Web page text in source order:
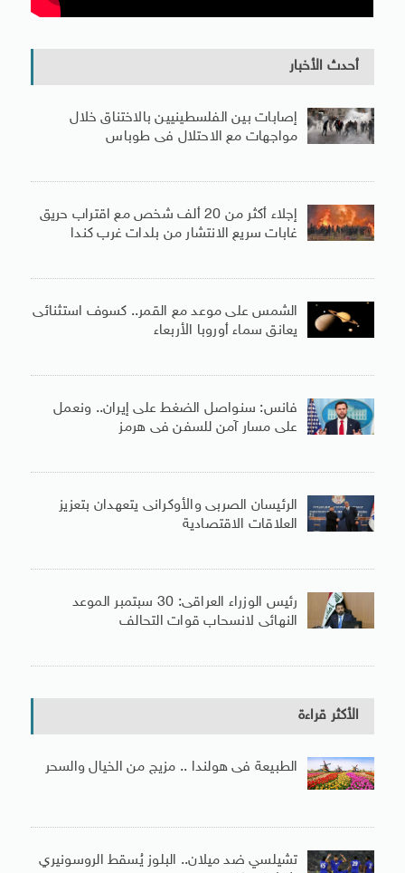
أحدث الأخبار
إصابات بين الفلسطينيين بالاختناق خلال
مواجهات مع الاحتلال فى طوباس
إجلاء أكثر من 20 ألف شخص مع اقتراب حريق
غابات سريع الانتشار من بلدات غرب كندا
الشمس على موعد مع القمر.. كسوف استثنائى
يعانق سماء أوروبا الأربعاء
فانس: سنواصل الضغط على إيران.. ونعمل
على مسار آمن للسفن فى هرمز
الرئيسان الصربى والأوكرانى يتعهدان بتعزيز
العلاقات الاقتصادية
رئيس الوزراء العراقى: 30 سبتمبر الموعد
النهائى لانسحاب قوات التحالف
الأكثر قراءة
الطبيعة فى هولندا .. مزيج من الخيال والسحر
تشيلسي ضد ميلان.. البلوز يُسقط الروسونيري